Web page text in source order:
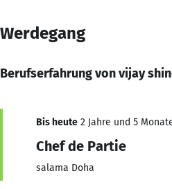
Werdegang
Berufserfahrung von vijay
Bis heute 2 Jahre und 5
Chef de Partie
salama Doha